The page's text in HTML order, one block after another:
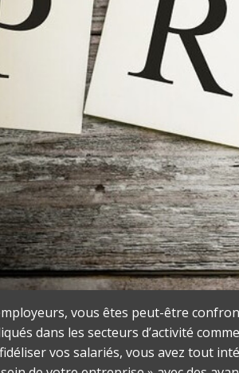
vous êtes peut-être
dans les secteurs d’activité
vos salariés, vous avez tout